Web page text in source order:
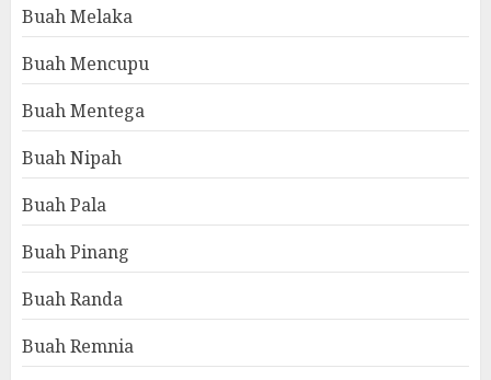
Buah Melaka
Buah Mencupu
Buah Mentega
Buah Nipah
Buah Pala
Buah Pinang
Buah Randa
Buah Remnia